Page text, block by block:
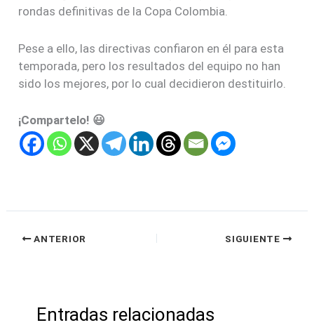
rondas definitivas de la Copa Colombia.
Pese a ello, las directivas confiaron en él para esta
temporada, pero los resultados del equipo no han
sido los mejores, por lo cual decidieron destituirlo.
¡Compartelo! 😃
ANTERIOR SIGUIENTE
Entradas relacionadas